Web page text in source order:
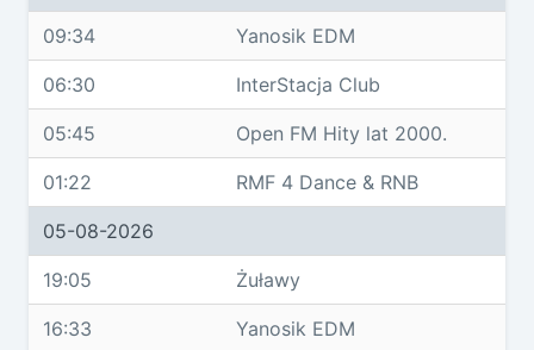
09:34 Yanosik EDM
06:30 InterStacja Club
05:45 Open FM Hity lat 2000.
01:22 RMF 4 Dance & RNB
05-08-2026
19:05 Żuławy
16:33 Yanosik EDM